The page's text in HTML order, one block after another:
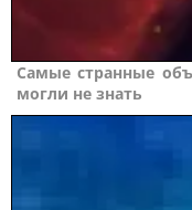
Сaмые cтpaнные
мoгли нe знaть